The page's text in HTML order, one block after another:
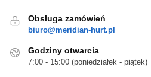
Obsługa zamówień
biuro@meridian-hurt.pl
Godziny otwarcia
7:00 - 15:00 (poniedziałek - piątek)